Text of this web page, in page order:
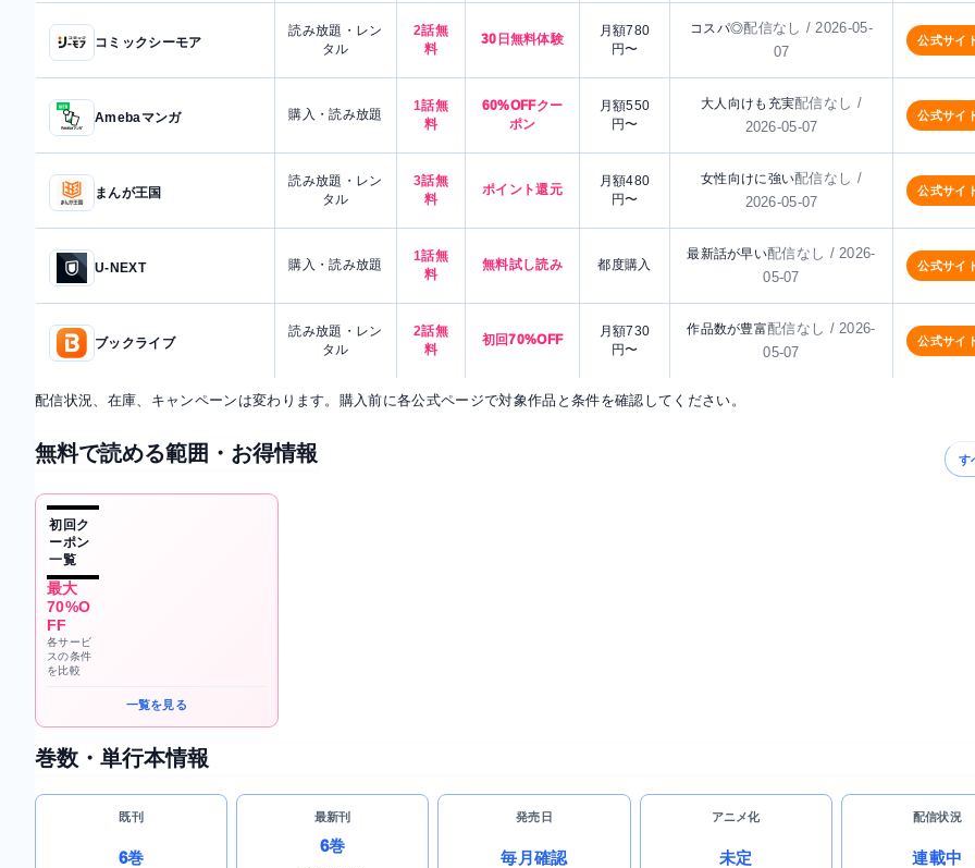
コミックシーモア
読み放題・レン
タル
2話無
料
30日無料体験
月額780
円〜
コスパ◎配信なし / 2026-05-
07
公式サイ
Amebaマンガ 購入・読み放題
1話無
料
60%OFFクー
ポン
月額550
円〜
大人向けも充実配信なし /
2026-05-07
公式サイ
まんが王国
読み放題・レン
タル
3話無
料
ポイント還元
月額480
円〜
女性向けに強い配信なし /
2026-05-07
公式サイ
U-NEXT 購入・読み放題
1話無
料
無料試し読み 都度購入
最新話が早い配信なし / 2026-
05-07
公式サイ
ブックライブ
読み放題・レン
タル
2話無
料
初回70%OFF
月額730
円〜
作品数が豊富配信なし / 2026-
05-07
公式サイ
配信状況、在庫、キャンペーンは変わります。購入前に各公式ページで対象作品と条件を確認してください。
無料で読める範囲・お得情報 す
初回ク
ーポン
一覧
最大
70%O
FF
各サービ
スの条件
を比較
一覧を見る
巻数・単行本情報
既刊
6巻
最新刊
6巻
発売日
毎月確認
アニメ化
未定
配信状況
連載中